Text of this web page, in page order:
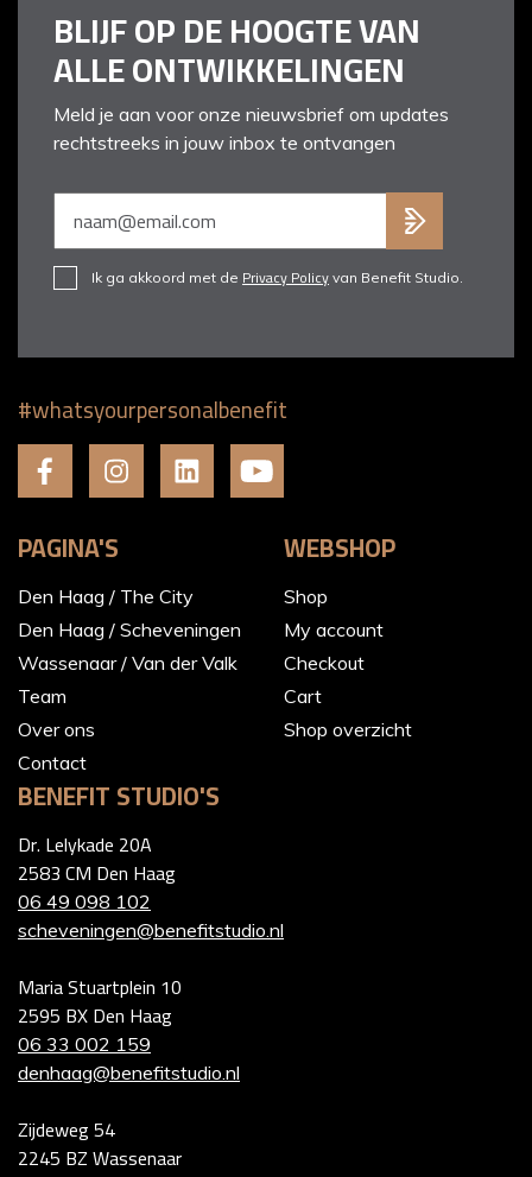
BLIJF OP DE HOOGTE VAN
ALLE ONTWIKKELINGEN
Meld je aan voor onze nieuwsbrief om updates
rechtstreeks in jouw inbox te ontvangen
Ik ga akkoord met de Privacy Policy van Benefit Studio.
#whatsyourpersonalbenefit
PAGINA'S
Den Haag / The City
Den Haag / Scheveningen
Wassenaar / Van der Valk
Team
Over ons
Contact
WEBSHOP
Shop
My account
Checkout
Cart
Shop overzicht
BENEFIT STUDIO'S
Dr. Lelykade 20A
2583 CM Den Haag
06 49 098 102
scheveningen@benefitstudio.nl
Maria Stuartplein 10
2595 BX Den Haag
06 33 002 159
denhaag@benefitstudio.nl
Zijdeweg 54
2245 BZ Wassenaar